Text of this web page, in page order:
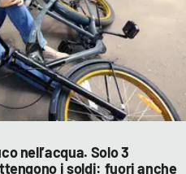
nell’acqua. Solo 3
i soldi: fuori anche